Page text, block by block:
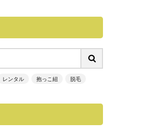
レンタル 抱っこ紐 脱毛